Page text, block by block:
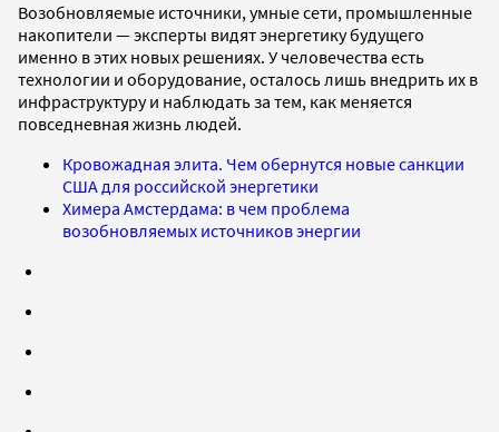
Возобновляемые источники, умные сети, промышленные
накопители — эксперты видят энергетику будущего
именно в этих новых решениях. У человечества есть
технологии и оборудование, осталось лишь внедрить их в
инфраструктуру и наблюдать за тем, как меняется
повседневная жизнь людей.
Кровожадная элита. Чем обернутся новые санкции
США для российской энергетики
Химера Амстердама: в чем проблема
возобновляемых источников энергии